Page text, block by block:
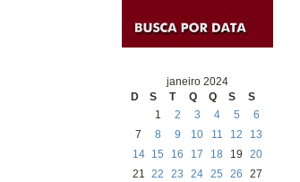
janeiro 2024
D
S T Q Q S
S
1
2 3 4 5
6
7
8 9 10 11 12
13
14
15 16 17 18 19
20
21
22 23 24 25 26
27